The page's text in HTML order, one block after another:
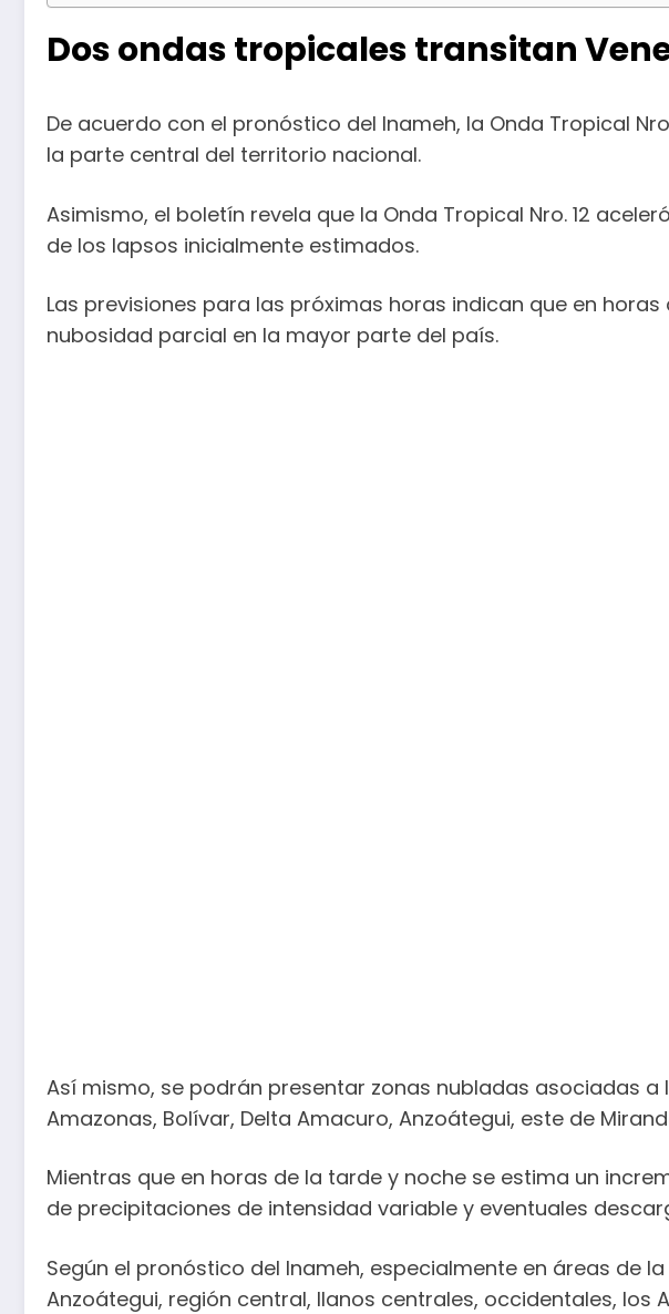
Dos ondas tropicales transitan
De acuerdo con el pronóstico del Inameh, la Onda Tropical
la parte central del territorio nacional.
Asimismo, el boletín revela que la Onda Tropical Nro. 12
de los lapsos inicialmente estimados.
Las previsiones para las próximas horas indican que en
nubosidad parcial en la mayor parte del país.
Así mismo, se podrán presentar zonas nubladas asociadas
Amazonas, Bolívar, Delta Amacuro, Anzoátegui, este de
Mientras que en horas de la tarde y noche se estima un
de precipitaciones de intensidad variable y eventuales
Según el pronóstico del Inameh, especialmente en áreas de
Anzoátegui, región central, llanos centrales, occidentales,